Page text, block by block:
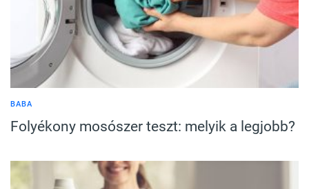
BABA
Folyékony mosószer teszt: melyik a legjobb?